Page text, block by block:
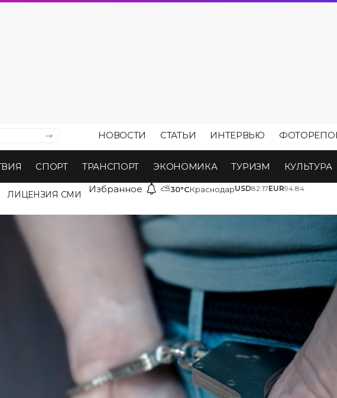
НОВОСТИ СТАТЬИ ИНТЕРВЬЮ
СПОРТ ТРАНСПОРТ ЭКОНОМИКА ТУРИЗМ КУЛЬТУРА
ЛИЦЕНЗИЯ СМИ Избранное ⛅30°CКраснодарUSD82.17EUR94.84